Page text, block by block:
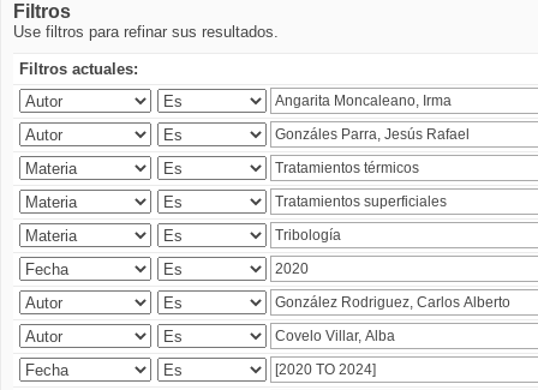
Filtros
Use filtros para refinar sus resultados.
Filtros actuales: